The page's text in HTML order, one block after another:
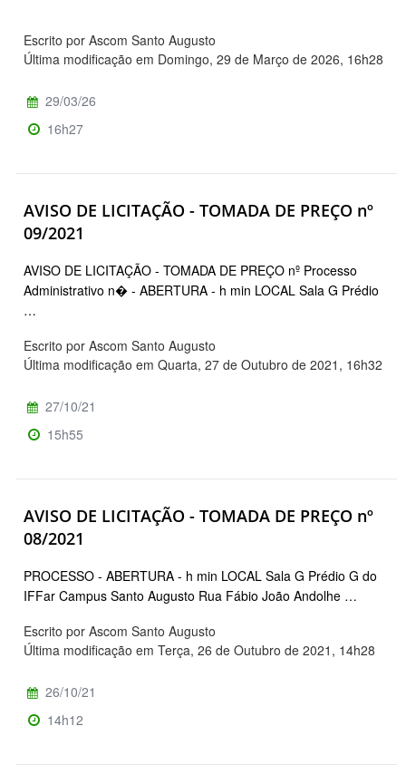
Escrito por Ascom Santo Augusto
Última modificação em Domingo, 29 de Março de 2026, 16h28
29/03/26
16h27
AVISO DE LICITAÇÃO - TOMADA DE PREÇO nº
09/2021
AVISO DE LICITAÇÃO - TOMADA DE PREÇO nº Processo
Administrativo n� - ABERTURA - h min LOCAL Sala G Prédio
…
Escrito por Ascom Santo Augusto
Última modificação em Quarta, 27 de Outubro de 2021, 16h32
27/10/21
15h55
AVISO DE LICITAÇÃO - TOMADA DE PREÇO nº
08/2021
PROCESSO - ABERTURA - h min LOCAL Sala G Prédio G do
IFFar Campus Santo Augusto Rua Fábio João Andolhe …
Escrito por Ascom Santo Augusto
Última modificação em Terça, 26 de Outubro de 2021, 14h28
26/10/21
14h12